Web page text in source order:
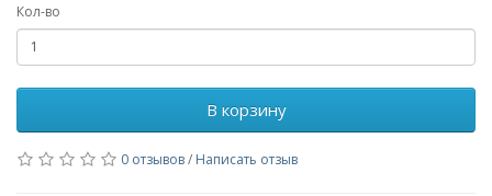
Кол-во
В корзину
0 отзывов/ Написать отзыв